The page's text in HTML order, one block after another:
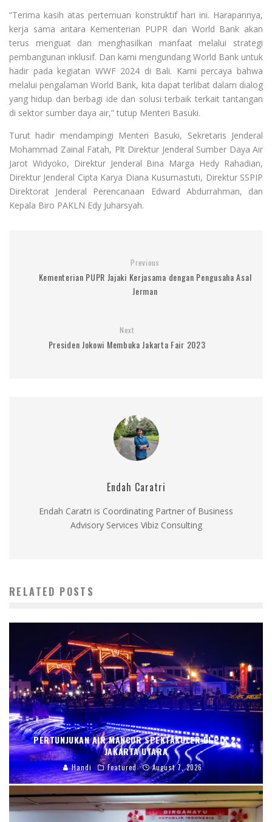
“Terima kasih atas pertemuan konstruktif hari ini. Harapannya,
kerja sama antara Kementerian PUPR dan World Bank akan
terus menguat dan menghasilkan manfaat melalui strategi
pembangunan inklusif. Dan kami mengundang World Bank untuk
hadir pada kegiatan WWF 2024 di Bali. Kami percaya bahwa
melalui pengalaman World Bank, kita dapat terlibat dalam dialog
yang hidup dan berbagi ide dan solusi terbaik terkait tantangan
di sektor sumber daya air,” tutup Menteri Basuki.
Turut hadir mendampingi Menteri Basuki, Sekretaris Jenderal
Mohammad Zainal Fatah, Plt Direktur Jenderal Sumber Daya Air
Jarot Widyoko, Direktur Jenderal Bina Marga Hedy Rahadian,
Direktur Jenderal Cipta Karya Diana Kusumastuti, Direktur SSPIP
Direktorat Jenderal Perencanaan Edward Abdurrahman, dan
Kepala Biro PAKLN Edy Juharsyah.
Previous
Kementerian PUPR Jajaki Kerjasama dengan Pengusaha Asal
Jerman
Next
Presiden Jokowi Membuka Jakarta Fair 2023
Endah Caratri
Endah Caratri is Coordinating Partner of Business
Advisory Services Vibiz Consulting
RELATED POSTS
PERTUNJUKAN AIR MANCUR SPEKTAKULER DI PIK 2,
JAKARTA UTARA
Handi Featured August 7, 2026